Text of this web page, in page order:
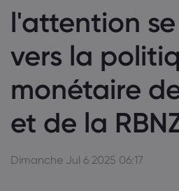
l'attention
vers la
monétaire
et de la
Dimanche Jul 6 2025 06:17